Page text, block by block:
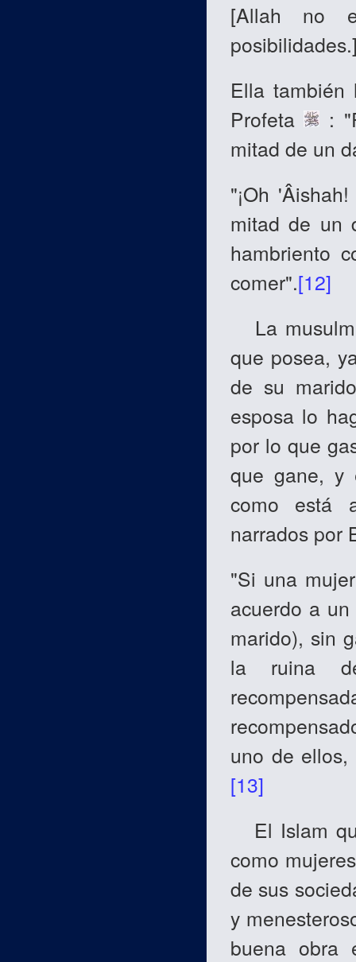
[Allah no
posibilidades.
Ella también
Profeta
:
mitad de un
"¡Oh
mitad de un
hambriento
comer".[12]
La
que posea,
de su
esposa lo
por lo que
que gane, y
como está
narrados por
"Si una
acuerdo a
marido), sin
la ruina
uno de ellos,
[13]
El Islam
como
de sus
y
buena obra